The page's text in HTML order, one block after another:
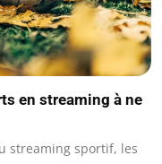
en streaming à ne
streaming sportif, les